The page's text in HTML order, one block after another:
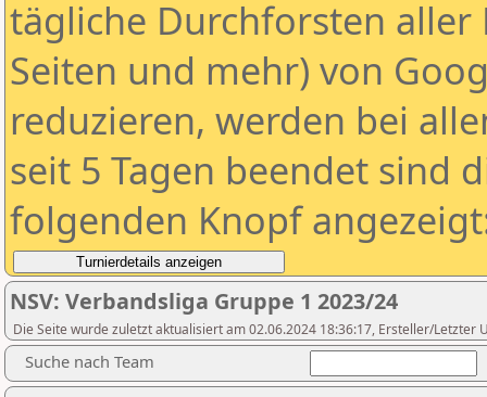
tägliche Durchforsten aller
Seiten und mehr) von
reduzieren, werden bei
seit 5 Tagen beendet sind
folgenden Knopf
NSV: Verbandsliga Gruppe 1 2023/24
Die Seite wurde zuletzt aktualisiert am 02.06.2024 18:36:17, Ersteller/Letzter
Suche nach Team